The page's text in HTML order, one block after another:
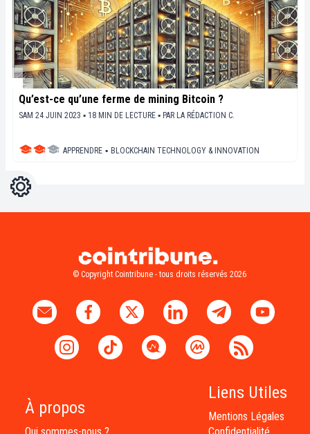
Qu’est-ce qu’une ferme de mining Bitcoin ?
SAM 24 JUIN 2023 ▪ 18 MIN DE LECTURE ▪ PAR LA RÉDACTION C.
APPRENDRE ▪ BLOCKCHAIN TECHNOLOGY & INNOVATION
Réglages
© Copyright Cointribune - tous droits réservés 2026
À propos
Qui sommes-nous ?
Liens Utiles
Mentions Légales
Confidentialité